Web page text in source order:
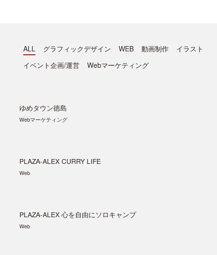
ALL グラフィックデザイン WEB 動画制作
イラスト
イベント企画/運営
Webマーケティング
ゆめタウン徳島
Webマーケティング
PLAZA-ALEX CURRY LIFE
Web
PLAZA-ALEX 心を自由にソロキャンプ
Web